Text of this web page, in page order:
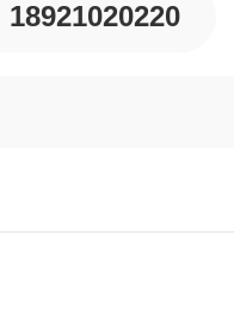
18921020220